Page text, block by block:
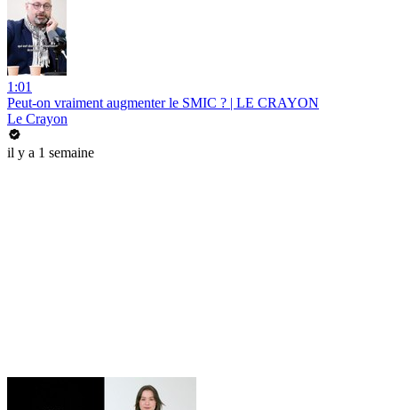
1:01
Peut-on vraiment augmenter le SMIC ? | LE CRAYON
Le Crayon
il y a 1 semaine